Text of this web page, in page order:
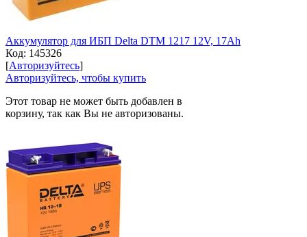
Аккумулятор для ИБП Delta DTM 1217 12V, 17Ah
Код: 145326
[Авторизуйтесь]
Авторизуйтесь, чтобы купить
Этот товар не может быть добавлен в
корзину, так как Вы не авторизованы.